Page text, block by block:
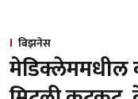
बिझनेस
मेडिक्लेममधील